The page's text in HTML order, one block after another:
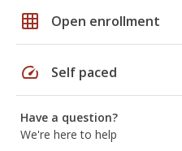
grid_on Open enrollment
speed Self paced
Have a question?
We're here to help